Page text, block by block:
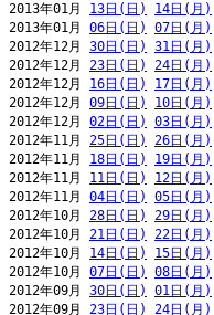
2013年01月 13日(日) 14日(月)
2013年01月 06日(日) 07日(月)
2012年12月 30日(日) 31日(月)
2012年12月 23日(日) 24日(月)
2012年12月 16日(日) 17日(月)
2012年12月 09日(日) 10日(月)
2012年12月 02日(日) 03日(月)
2012年11月 25日(日) 26日(月)
2012年11月 18日(日) 19日(月)
2012年11月 11日(日) 12日(月)
2012年11月 04日(日) 05日(月)
2012年10月 28日(日) 29日(月)
2012年10月 21日(日) 22日(月)
2012年10月 14日(日) 15日(月)
2012年10月 07日(日) 08日(月)
2012年09月 30日(日) 01日(月)
2012年09月 23日(日) 24日(月)